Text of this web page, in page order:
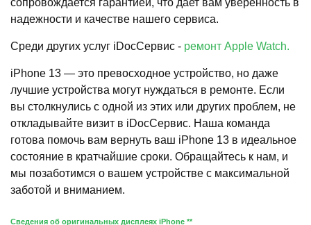
сопровождается гарантией, что дает вам уверенность в
надежности и качестве нашего сервиса.
Среди других услуг iDocСервис - ремонт Apple Watch.
iPhone 13 — это превосходное устройство, но даже
лучшие устройства могут нуждаться в ремонте. Если
вы столкнулись с одной из этих или других проблем, не
откладывайте визит в iDocСервис. Наша команда
готова помочь вам вернуть ваш iPhone 13 в идеальное
состояние в кратчайшие сроки. Обращайтесь к нам, и
мы позаботимся о вашем устройстве с максимальной
заботой и вниманием.
Сведения об оригинальных дисплеях iPhone **